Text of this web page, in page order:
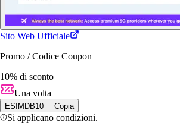
Sito Web Ufficiale
Promo / Codice Coupon
10% di sconto
Una volta
ESIMDB10 Copia
Si applicano condizioni.